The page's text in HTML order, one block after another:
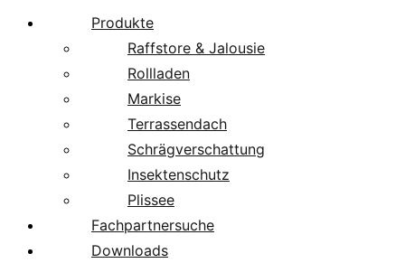
Produkte
Raffstore & Jalousie
Rollladen
Markise
Terrassendach
Schrägverschattung
Insektenschutz
Plissee
Fachpartnersuche
Downloads